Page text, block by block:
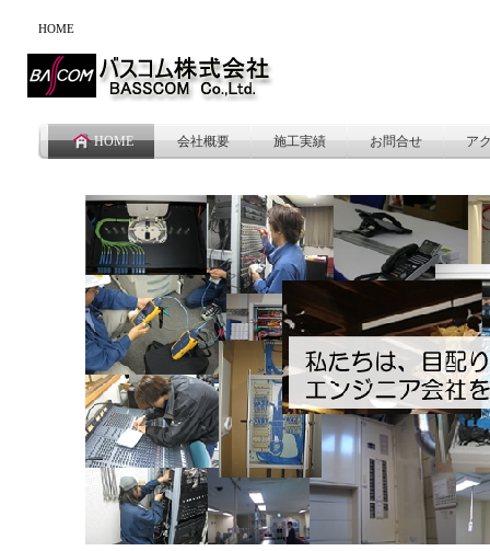
HOME
HOME 会社概要 施工実績 お問合せ ア